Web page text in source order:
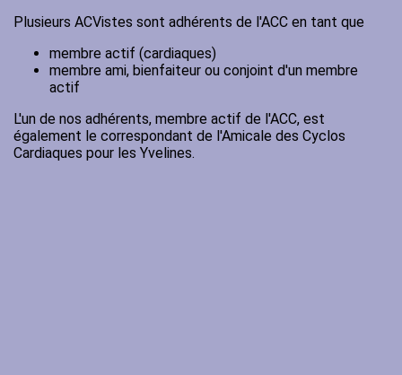
Plusieurs ACVistes sont adhérents de l'ACC en tant que
membre actif (cardiaques)
membre ami, bienfaiteur ou conjoint d'un membre
actif
L'un de nos adhérents, membre actif de l'ACC, est
également le correspondant de l'Amicale des Cyclos
Cardiaques pour les Yvelines.